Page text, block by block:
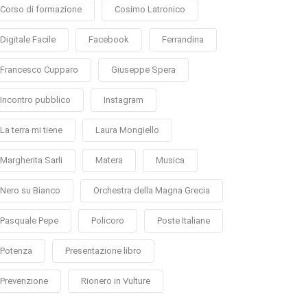
Corso di formazione Cosimo Latronico
Digitale Facile Facebook Ferrandina
Francesco Cupparo Giuseppe Spera
Incontro pubblico Instagram
La terra mi tiene Laura Mongiello
Margherita Sarli Matera Musica
Nero su Bianco Orchestra della Magna Grecia
Pasquale Pepe Policoro Poste Italiane
Potenza Presentazione libro
Prevenzione Rionero in Vulture